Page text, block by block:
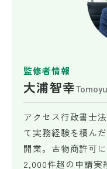
監修者情報
大浦智幸
アクセス行政書士
て実務経験を積ん
開業。古物商許可
2,000件超の申請実